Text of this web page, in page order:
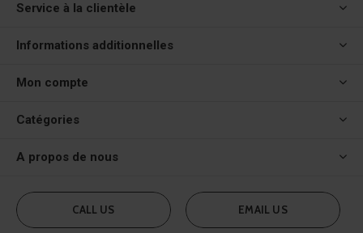
Service à la clientèle
Informations additionnelles
Mon compte
Catégories
A propos de nous
CALL US EMAIL US